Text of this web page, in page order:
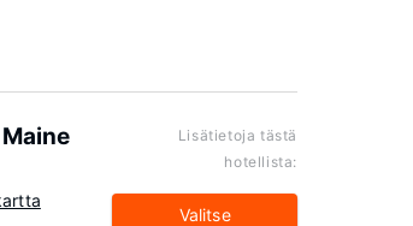
Lisätietoja tästä
hotellista:
Valitse